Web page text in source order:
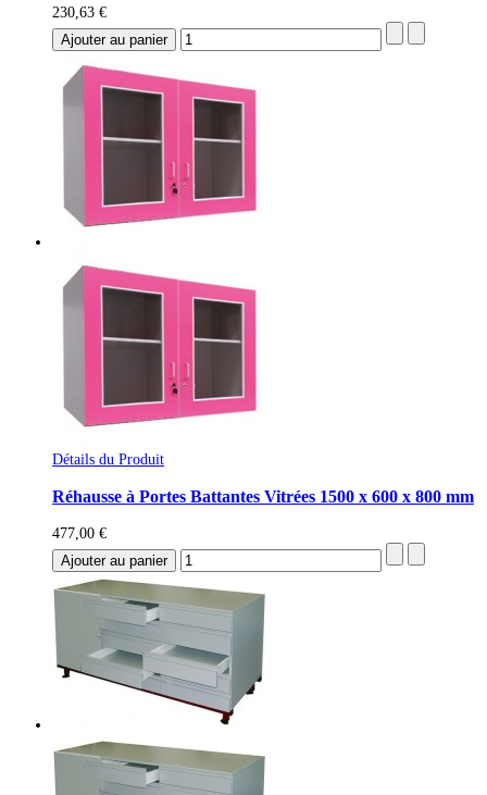
230,63 €
Détails du Produit
Réhausse à Portes Battantes Vitrées 1500 x 600 x 800 mm
477,00 €